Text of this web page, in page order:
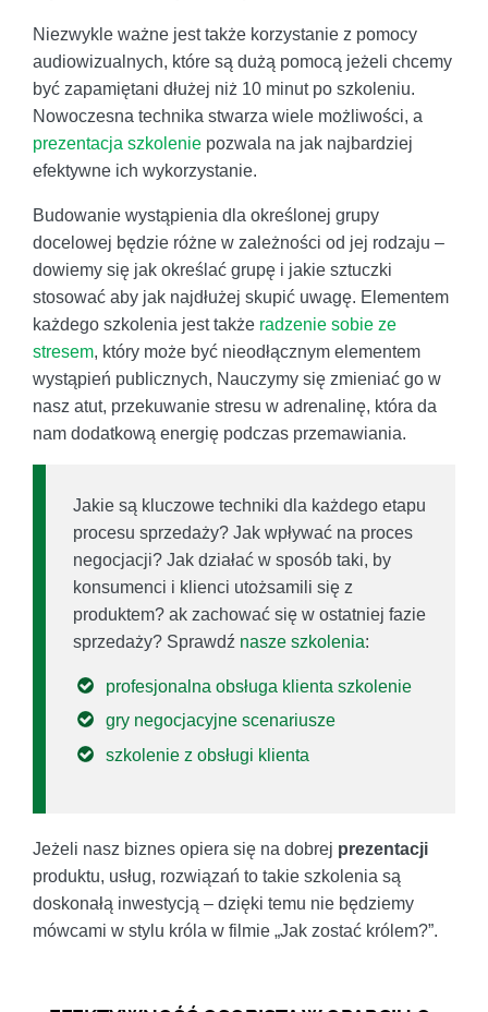
Niezwykle ważne jest także korzystanie z pomocy
audiowizualnych, które są dużą pomocą jeżeli chcemy
być zapamiętani dłużej niż 10 minut po szkoleniu.
Nowoczesna technika stwarza wiele możliwości, a
prezentacja szkolenie pozwala na jak najbardziej
efektywne ich wykorzystanie.
Budowanie wystąpienia dla określonej grupy
docelowej będzie różne w zależności od jej rodzaju –
dowiemy się jak określać grupę i jakie sztuczki
stosować aby jak najdłużej skupić uwagę. Elementem
każdego szkolenia jest także radzenie sobie ze
stresem, który może być nieodłącznym elementem
wystąpień publicznych, Nauczymy się zmieniać go w
nasz atut, przekuwanie stresu w adrenalinę, która da
nam dodatkową energię podczas przemawiania.
Jakie są kluczowe techniki dla każdego etapu
procesu sprzedaży? Jak wpływać na proces
negocjacji? Jak działać w sposób taki, by
konsumenci i klienci utożsamili się z
produktem? ak zachować się w ostatniej fazie
sprzedaży? Sprawdź nasze szkolenia:
profesjonalna obsługa klienta szkolenie
gry negocjacyjne scenariusze
szkolenie z obsługi klienta
Jeżeli nasz biznes opiera się na dobrej prezentacji
produktu, usług, rozwiązań to takie szkolenia są
doskonałą inwestycją – dzięki temu nie będziemy
mówcami w stylu króla w filmie „Jak zostać królem?”.